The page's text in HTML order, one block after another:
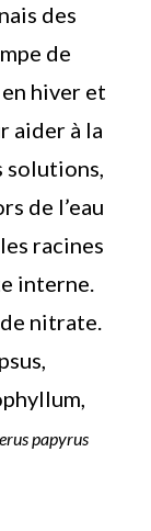
des
de
hiver et
aider à la
de l’eau
racines
interne.
nitrate.
papyrus